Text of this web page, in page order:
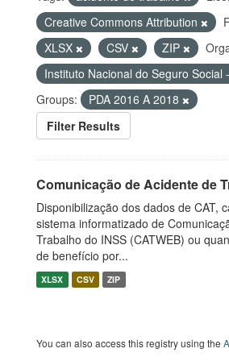
Creative Commons Attribution
XLSX
CSV ZIP
Instituto Nacional do Seguro Social
Groups:
PDA 2016 A 2018
Filter Results
Comunicação de Acidente de
Disponibilização dos dados de CAT,
sistema informatizado de
Trabalho do INSS (CATWEB) ou
de benefício por...
XLSX CSV ZIP
You can also access this registry using the